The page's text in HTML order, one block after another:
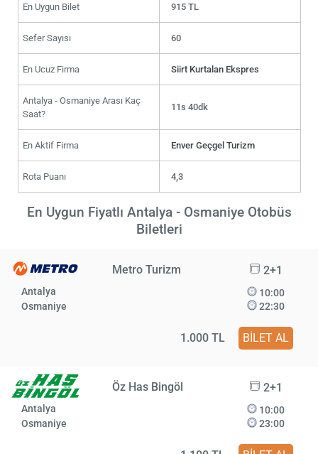
En Uygun Bilet 915 TL
Sefer Sayısı 60
En Ucuz Firma Siirt Kurtalan Ekspres
Antalya - Osmaniye Arası Kaç
Saat?
11s 40dk
En Aktif Firma Enver Geçgel Turizm
Rota Puanı 4,3
En Uygun Fiyatlı Antalya - Osmaniye Otobüs
Biletleri
Metro Turizm 2+1
Antalya
Osmaniye
10:00
22:30
1.000 TL BİLET AL
Öz Has Bingöl 2+1
Antalya
Osmaniye
10:00
23:00